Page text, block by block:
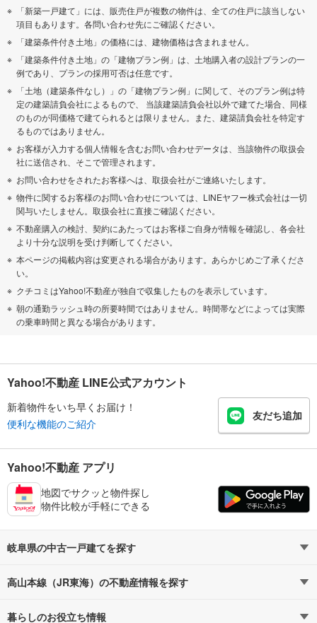
「新築一戸建て」には、販売住戸が複数の物件は、全ての住戸に該当しない
項目もあります。各問い合わせ先にご確認ください。
「建築条件付き土地」の価格には、建物価格は含まれません。
「建築条件付き土地」の「建物プラン例」は、土地購入者の設計プランの一
例であり、プランの採用可否は任意です。
「土地（建築条件なし）」の「建物プラン例」に関して、そのプラン例は特
定の建築請負会社によるもので、 当該建築請負会社以外で建てた場合、同様
のものが同価格で建てられるとは限りません。また、建築請負会社を特定す
るものではありません。
お客様が入力する個人情報を含むお問い合わせデータは、当該物件の取扱会
社に送信され、そこで管理されます。
お問い合わせをされたお客様へは、取扱会社がご連絡いたします。
物件に関するお客様のお問い合わせについては、LINEヤフー株式会社は一切
関与いたしません。取扱会社に直接ご確認ください。
不動産購入の検討、契約にあたってはお客様ご自身が情報を確認し、各会社
より十分な説明を受け判断してください。
本ページの掲載内容は変更される場合があります。あらかじめご了承くださ
い。
クチコミはYahoo!不動産が独自で収集したものを表示しています。
朝の通勤ラッシュ時の所要時間ではありません。時間帯などによっては実際
の乗車時間と異なる場合があります。
Yahoo!不動産 LINE公式アカウント
新着物件をいち早くお届け！
便利な機能のご紹介
友だち追加
Yahoo!不動産 アプリ
地図でサクッと物件探し
物件比較が手軽にできる
岐阜県の中古一戸建てを探す
路線・駅から探す 地域から探す
高山本線（JR東海）の不動産情報を探す
不動産・住宅
暮らしのお役立ち情報